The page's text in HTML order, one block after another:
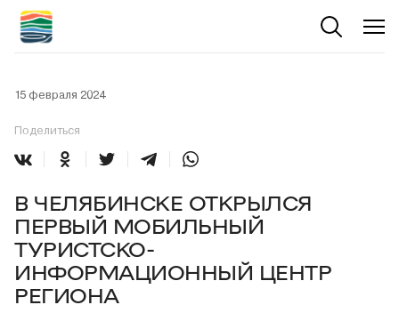
15 февраля 2024
Поделиться
В ЧЕЛЯБИНСКЕ ОТКРЫЛСЯ
ПЕРВЫЙ МОБИЛЬНЫЙ
ТУРИСТСКО-
ИНФОРМАЦИОННЫЙ ЦЕНТР
РЕГИОНА